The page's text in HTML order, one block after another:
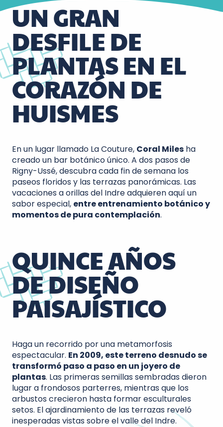
UN GRAN
DESFILE DE
PLANTAS EN EL
CORAZÓN DE
HUISMES
En un lugar llamado La Couture, Coral Miles ha
creado un bar botánico único. A dos pasos de
Rigny-Ussé, descubra cada fin de semana los
paseos floridos y las terrazas panorámicas. Las
vacaciones a orillas del Indre adquieren aquí un
sabor especial, entre entrenamiento botánico y
momentos de pura contemplación.
QUINCE AÑOS
DE DISEÑO
PAISAJÍSTICO
Haga un recorrido por una metamorfosis
espectacular. En 2009, este terreno desnudo se
transformó paso a paso en un joyero de
plantas. Las primeras semillas sembradas dieron
lugar a frondosos parterres, mientras que los
arbustos crecieron hasta formar esculturales
setos. El ajardinamiento de las terrazas reveló
inesperadas vistas sobre el valle del Indre.